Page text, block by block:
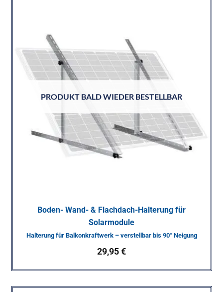
PRODUKT BALD WIEDER BESTELLBAR
Boden- Wand- & Flachdach-Halterung für
Solarmodule
Halterung für Balkonkraftwerk – verstellbar bis 90° Neigung
29,95€